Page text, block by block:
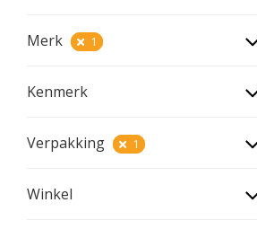
Merk 1
Kenmerk
Verpakking 1
Winkel